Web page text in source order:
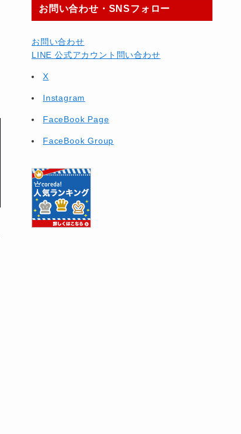
お問い合わせ・SNSフォロー
お問い合わせ
LINE 公式アカウント問い合わせ
X
Instagram
FaceBook Page
FaceBook Group